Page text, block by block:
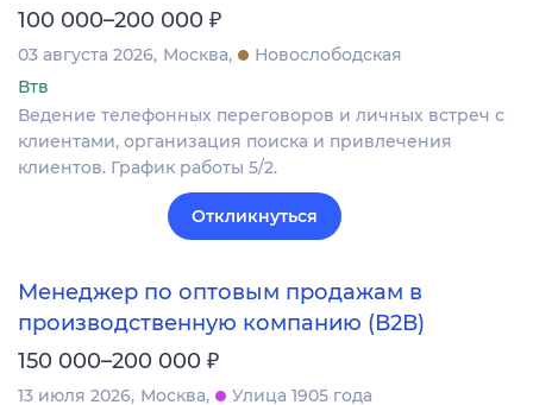
100 000–200 000 ₽
03 августа 2026 Москва
Новослободская
Втв
Ведение телефонных переговоров и личных встреч с
клиентами, организация поиска и привлечения
клиентов. График работы 5/2.
Откликнуться
Менеджер по оптовым продажам в
производственную компанию (В2В)
150 000–200 000 ₽
13 июля 2026 Москва
Улица 1905 года